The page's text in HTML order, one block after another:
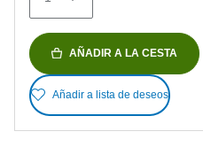
AÑADIR A LA CESTA
Añadir a lista de deseos